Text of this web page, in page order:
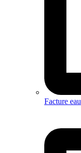
Facture eau